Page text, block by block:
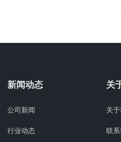
新闻动态
公司新闻
行业动态
关
关
联